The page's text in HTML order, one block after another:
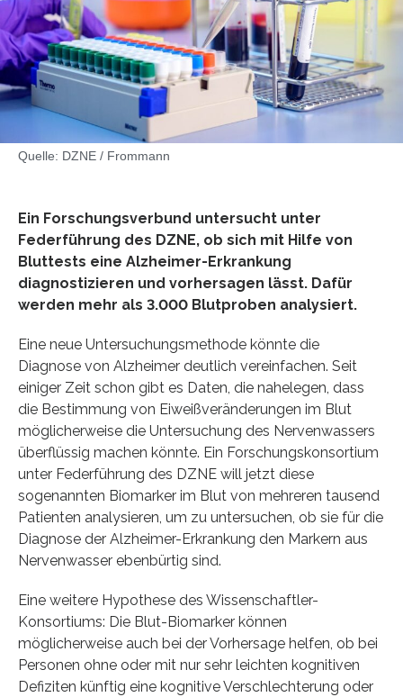
Quelle: DZNE / Frommann
Ein Forschungsverbund untersucht unter
Federführung des DZNE, ob sich mit Hilfe von
Bluttests eine Alzheimer-Erkrankung
diagnostizieren und vorhersagen lässt. Dafür
werden mehr als 3.000 Blutproben analysiert.
Eine neue Untersuchungsmethode könnte die
Diagnose von Alzheimer deutlich vereinfachen. Seit
einiger Zeit schon gibt es Daten, die nahelegen, dass
die Bestimmung von Eiweißveränderungen im Blut
möglicherweise die Untersuchung des Nervenwassers
überflüssig machen könnte. Ein Forschungskonsortium
unter Federführung des DZNE will jetzt diese
sogenannten Biomarker im Blut von mehreren tausend
Patienten analysieren, um zu untersuchen, ob sie für die
Diagnose der Alzheimer-Erkrankung den Markern aus
Nervenwasser ebenbürtig sind.
Eine weitere Hypothese des Wissenschaftler-
Konsortiums: Die Blut-Biomarker können
möglicherweise auch bei der Vorhersage helfen, ob bei
Personen ohne oder mit nur sehr leichten kognitiven
Defiziten künftig eine kognitive Verschlechterung oder